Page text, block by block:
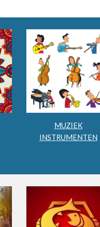
MUZIEK
INSTRUMENTEN